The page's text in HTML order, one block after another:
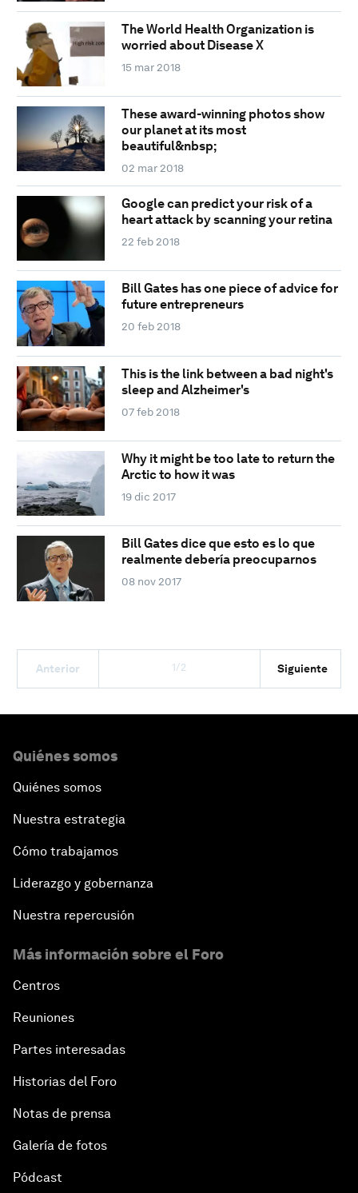
The World Health Organization is
worried about Disease X
15 mar 2018
These award-winning photos show
our planet at its most
beautiful&nbsp;
02 mar 2018
Google can predict your risk of a
heart attack by scanning your retina
22 feb 2018
Bill Gates has one piece of advice for
future entrepreneurs
20 feb 2018
This is the link between a bad night's
sleep and Alzheimer's
07 feb 2018
Why it might be too late to return the
Arctic to how it was
19 dic 2017
Bill Gates dice que esto es lo que
realmente debería preocuparnos
08 nov 2017
Anterior 1/2 Siguiente
Quiénes somos
Quiénes somos
Nuestra estrategia
Cómo trabajamos
Liderazgo y gobernanza
Nuestra repercusión
Más información sobre el Foro
Centros
Reuniones
Partes interesadas
Historias del Foro
Notas de prensa
Galería de fotos
Pódcast